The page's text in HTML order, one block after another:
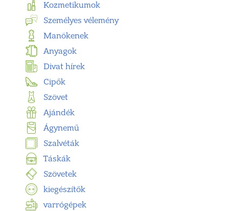
Kozmetikumok
Személyes vélemény
Manökenek
Anyagok
Divat hírek
Cipők
Szövet
Ajándék
Ágynemű
Szalvéták
Táskák
Szövetek
kiegészítők
varrógépek